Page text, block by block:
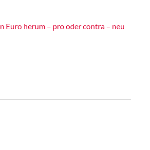
Euro herum – pro oder contra – neu